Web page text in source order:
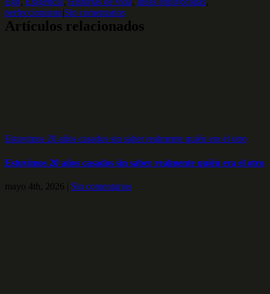
perfeccionismo Sin comentarios
Artículos relacionados
Estuvimos 20 años casados sin saber realmente quién era el otro
Estuvimos 20 años casados sin saber realmente quién era el otro
mayo 4th, 2026 Sin comentarios